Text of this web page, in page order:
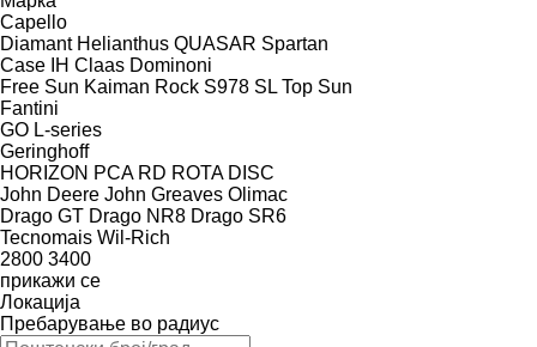
Capello
Diamant Helianthus QUASAR Spartan
Case IH Claas Dominoni
Free Sun Kaiman Rock S978 SL Top Sun
Fantini
GO L-series
Geringhoff
HORIZON PCA RD ROTA DISC
John Deere John Greaves Olimac
Drago GT Drago NR8 Drago SR6
Tecnomais Wil-Rich
2800 3400
прикажи се
Локација
Пребарување во радиус